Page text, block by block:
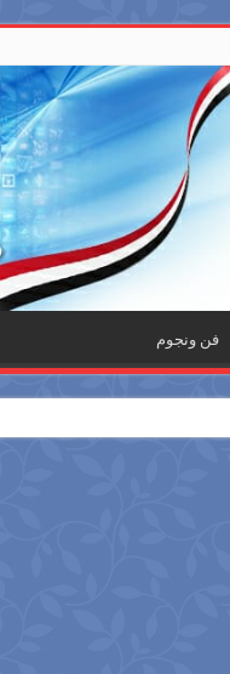
فن ونجوم